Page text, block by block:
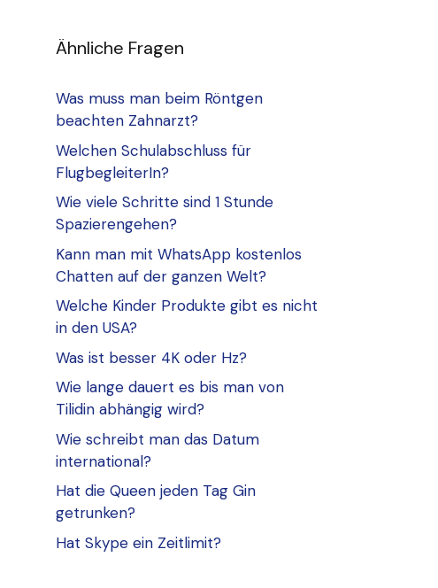
Ähnliche Fragen
Was muss man beim Röntgen
beachten Zahnarzt?
Welchen Schulabschluss für
FlugbegleiterIn?
Wie viele Schritte sind 1 Stunde
Spazierengehen?
Kann man mit WhatsApp kostenlos
Chatten auf der ganzen Welt?
Welche Kinder Produkte gibt es nicht
in den USA?
Was ist besser 4K oder Hz?
Wie lange dauert es bis man von
Tilidin abhängig wird?
Wie schreibt man das Datum
international?
Hat die Queen jeden Tag Gin
getrunken?
Hat Skype ein Zeitlimit?